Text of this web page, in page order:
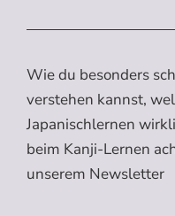
Wie du besonders
verstehen kannst,
Japanischlernen
beim Kanji-Lernen
unserem Newsletter